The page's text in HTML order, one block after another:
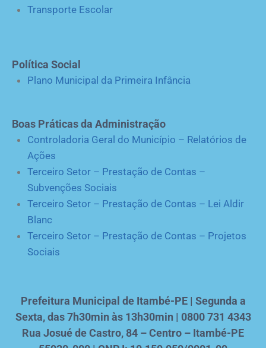
Transporte Escolar
Política Social
Plano Municipal da Primeira Infância
Boas Práticas da Administração
Controladoria Geral do Município – Relatórios de
Ações
Terceiro Setor – Prestação de Contas –
Subvenções Sociais
Terceiro Setor – Prestação de Contas – Lei Aldir
Blanc
Terceiro Setor – Prestação de Contas – Projetos
Sociais
Prefeitura Municipal de Itambé-PE | Segunda a
Sexta, das 7h30min às 13h30min | 0800 731 4343
Rua Josué de Castro, 84 – Centro – Itambé-PE